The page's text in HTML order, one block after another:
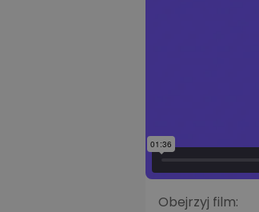
Obejrzyj film: